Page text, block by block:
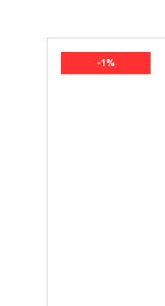
-1%